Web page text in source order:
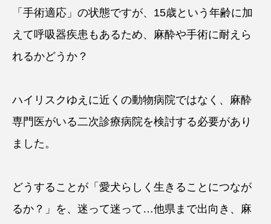
「手術適応」の状態ですが、15歳という年齢に加
えて呼吸器疾患もあるため、麻酔や手術に耐えら
れるかどうか？
ハイリスクゆえに近くの動物病院ではなく、麻酔
専門医がいる二次診療病院を検討する必要があり
ました。
どうすることが「愛犬らしく生きることにつなが
るか？」を、迷って迷って…他県まで出向き、麻